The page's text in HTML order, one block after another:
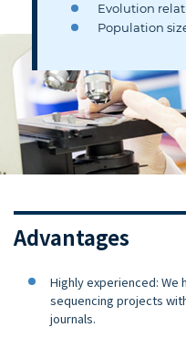
Evolution
Population
Advantages
Highly experienced: We
sequencing projects
journals.